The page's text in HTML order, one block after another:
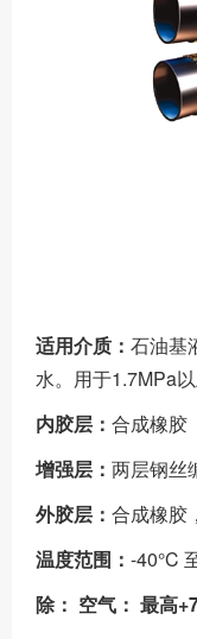
适用介质： 石油基
水。用于1.7MPa
内胶层： 合成橡胶
增强层： 两层钢丝
外胶层： 合成橡胶
温度范围： -40°C
除： 空气： 最